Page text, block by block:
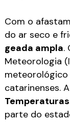
Com o
do ar seco e
geada ampla.
Meteorologia
meteorológico
catarinenses.
parte do